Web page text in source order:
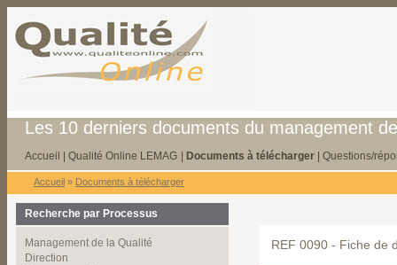
Les 10 derniers documents du management
Accueil Qualité Online LEMAG Documents à télécharger Questions/
Accueil » Documents à télécharger
Recherche par Processus
Management de la Qualité
Direction
REF 0090 - Fiche de